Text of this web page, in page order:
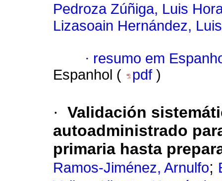
Pedroza Zúñiga, Luis
Lizasoain Hernández, Luis
· resumo em
Espanhol (
pdf )
· Validación
autoadministrado
primaria hasta
Ramos-Jiménez, Arnulfo;